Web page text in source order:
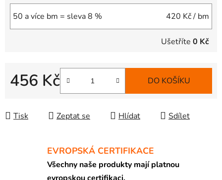
50 a více bm = sleva 8 % 420 Kč/ bm
Ušetříte 0 Kč
456 Kč DO KOŠÍKU
Tisk Zeptat se Hlídat Sdílet
EVROPSKÁ CERTIFIKACE
Všechny naše produkty mají platnou